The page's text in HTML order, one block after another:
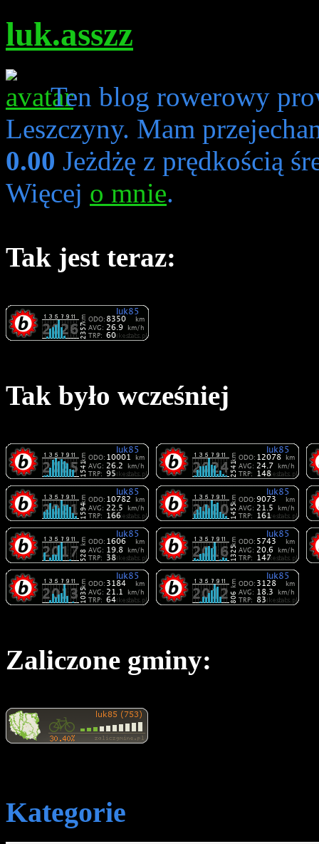
luk.asszz
Ten blog rowerowy
Leszczyny. Mam
0.00 Jeżdżę z prędkością
Więcej o mnie.
Tak jest teraz:
Tak było wcześniej
Zaliczone gminy:
Kategorie